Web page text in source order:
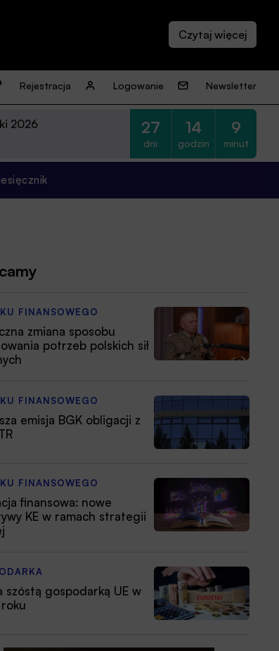
Rejestracja Logowanie Newsletter
2026 27
dni
14
godzin
9
minut
FINANSOWEGO
zmiana sposobu
potrzeb polskich sił
FINANSOWEGO
emisja BGK obligacji z
FINANSOWEGO
finansowa: nowe
KE w ramach strategii
szóstą gospodarką UE w